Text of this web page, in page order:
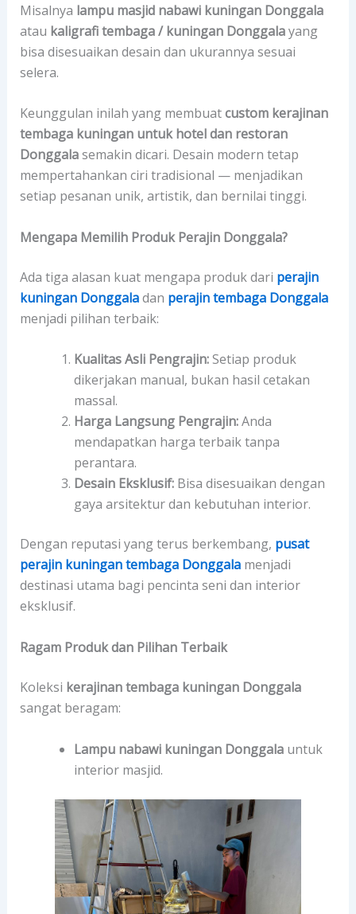
Misalnya lampu masjid nabawi kuningan Donggala
atau kaligrafi tembaga / kuningan Donggalayang
bisa disesuaikan desain dan ukurannya sesuai
selera.
Keunggulan inilah yang membuatcustom kerajinan
tembaga kuningan untuk hotel dan restoran
Donggalasemakin dicari. Desain modern tetap
mempertahankan ciri tradisional — menjadikan
setiap pesanan unik, artistik, dan bernilai tinggi.
Mengapa Memilih Produk Perajin Donggala?
Ada tiga alasan kuat mengapa produk dari perajin
kuningan Donggaladan perajin tembaga Donggala
menjadi pilihan terbaik:
Kualitas Asli Pengrajin:Setiap produk
dikerjakan manual, bukan hasil cetakan
massal.
Harga Langsung Pengrajin:Anda
mendapatkan harga terbaik tanpa
perantara.
Desain Eksklusif:Bisa disesuaikan dengan
gaya arsitektur dan kebutuhan interior.
Dengan reputasi yang terus berkembang, pusat
perajin kuningan tembaga Donggalamenjadi
destinasi utama bagi pencinta seni dan interior
eksklusif.
Ragam Produk dan Pilihan Terbaik
Koleksi kerajinan tembaga kuningan Donggala
sangat beragam:
Lampu nabawi kuningan Donggalauntuk
interior masjid.